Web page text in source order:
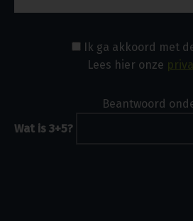
Ik ga akkoord met
Lees hier onze
Beantwoord
Wat is 3+5?